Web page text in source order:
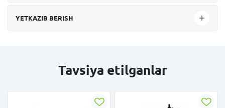
YETKAZIB BERISH
Tavsiya etilganlar